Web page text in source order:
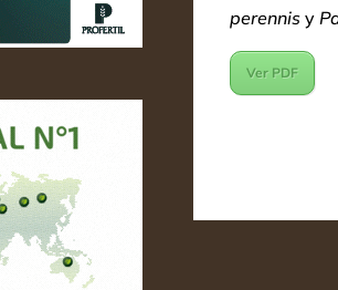
perennisy
Ver PDF